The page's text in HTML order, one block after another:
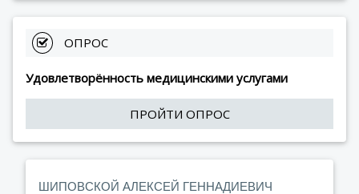
ОПРОС
Удовлетворённость медицинскими услугами
ПРОЙТИ ОПРОС
ШИПОВСКОЙ АЛЕКСЕЙ ГЕННАДИЕВИЧ